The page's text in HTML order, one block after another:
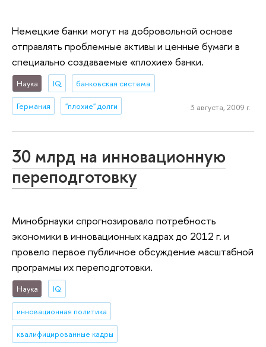
Немецкие банки могут на добровольной основе
отправлять проблемные активы и ценные бумаги в
специально создаваемые «плохие» банки.
Наука IQ банковская система
Германия "плохие" долги 3 августа, 2009 г.
30 млрд на инновационную
переподготовку
Минобрнауки спрогнозировало потребность
экономики в инновационных кадрах до 2012 г. и
провело первое публичное обсуждение масштабной
программы их переподготовки.
Наука IQ
инновационная политика
квалифицированные кадры